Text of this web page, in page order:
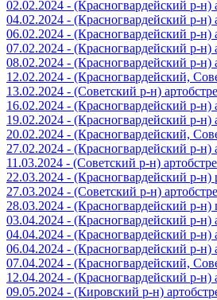
02.02.2024 - (Красногвардейский р-
04.02.2024 - (Красногвардейский р-
06.02.2024 - (Красногвардейский р-
07.02.2024 - (Красногвардейский р-
08.02.2024 - (Красногвардейский р-
12.02.2024 - (Красногвардейский,
13.02.2024 - (Советский р-н)
16.02.2024 - (Красногвардейский р-
19.02.2024 - (Красногвардейский р-
20.02.2024 - (Красногвардейский,
27.02.2024 - (Красногвардейский р-
11.03.2024 - (Советский р-н)
22.03.2024 - (Красногвардейский р-
27.03.2024 - (Советский р-н)
28.03.2024 - (Красногвардейский р-
03.04.2024 - (Красногвардейский р-
04.04.2024 - (Красногвардейский р-
06.04.2024 - (Красногвардейский р-
07.04.2024 - (Красногвардейский,
12.04.2024 - (Красногвардейский р-
09.05.2024 - (Кировский р-н)